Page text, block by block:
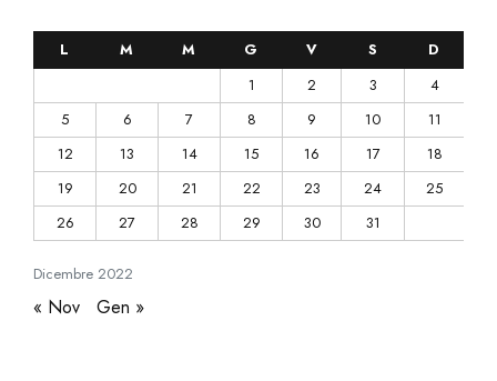
Dicembre 2022
L M M G V S
D
1
2 3
4
5
6 7 8 9 10
11
12
13 14 15 16 17
18
19
20 21 22 23 24
25
26
27 28 29 30 31
« Nov Gen »